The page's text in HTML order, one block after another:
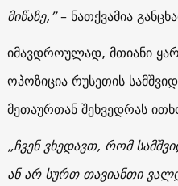
მიწაზე,”– ნათქვამია
იმავდროულად, მთიანი
ოპოზიცია რუსეთის
მეთაურთან შეხვედრას
„ჩვენ ვხედავთ, რომ
ან არ სურთ თავიანთი